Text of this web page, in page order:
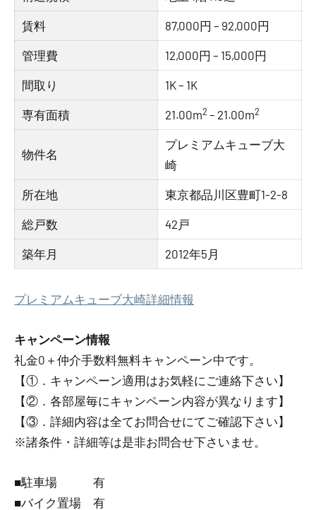
賃料 87,000円 – 92,000円
管理費 12,000円 – 15,000円
間取り 1K – 1K
専有面積 21.00m2 – 21.00m2
物件名
プレミアムキューブ大
崎
所在地 東京都品川区豊町1-2-8
総戸数 42戸
築年月 2012年5月
プレミアムキューブ大崎詳細情報
キャンペーン情報
礼金0 ＋ 仲介手数料無料キャンペーン中です。
【①．キャンペーン適用はお気軽にご連絡下さい】
【②．各部屋毎にキャンペーン内容が異なります】
【③．詳細内容は全てお問合せにてご確認下さい】
※諸条件・詳細等は是非お問合せ下さいませ。
■駐車場 有
■バイク置場 有